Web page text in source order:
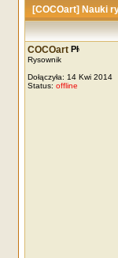
[COCOart] Nauki
COCOart
Rysownik
Dołączyła: 14 Kwi 2014
Status: offline